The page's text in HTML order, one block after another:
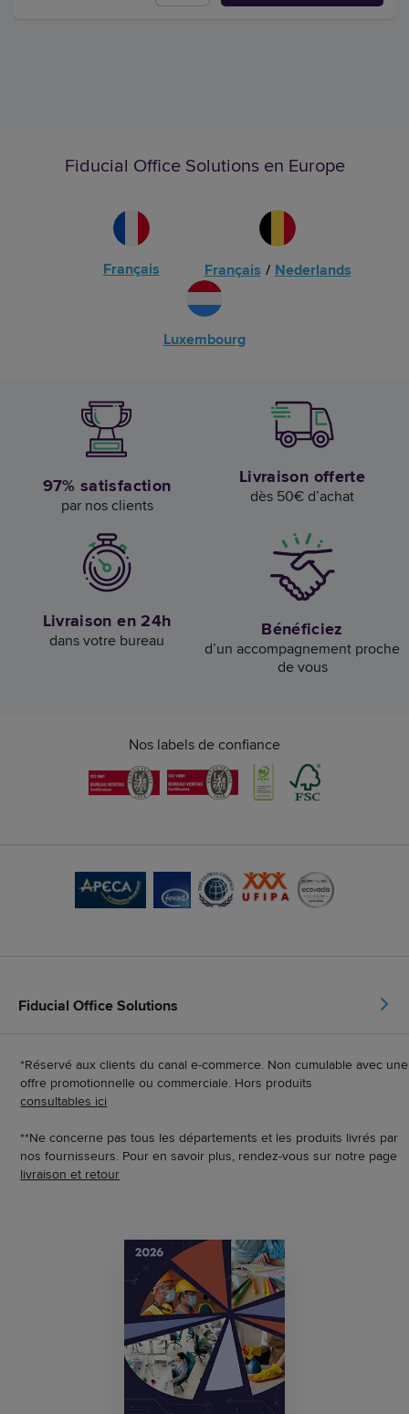
Fiducial Office Solutions en Europe
Français Français / Nederlands
Luxembourg
97% satisfaction
par nos clients
Livraison offerte
dès 50€ d’achat
Livraison en 24h
dans votre bureau Bénéficiez
d’un accompagnement proche
de vous
Nos labels de confiance
Fiducial Office Solutions
*Réservé aux clients du canal e-commerce. Non cumulable avec une
offre promotionnelle ou commerciale. Hors produits
consultables ici
**Ne concerne pas tous les départements et les produits livrés par
nos fournisseurs. Pour en savoir plus, rendez-vous sur notre page
livraison et retour